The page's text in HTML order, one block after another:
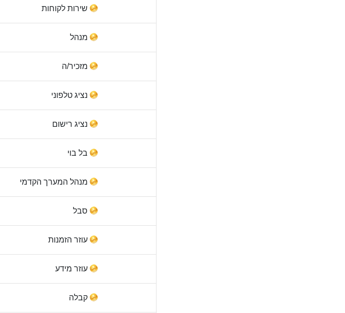
שירות לקוחות
מנהל
מזכיר/ה
נציג טלפוני
נציג רישום
בל בוי
מנהל המערך הקדמי
סבל
עוזר הזמנות
עוזר מידע
קבלה